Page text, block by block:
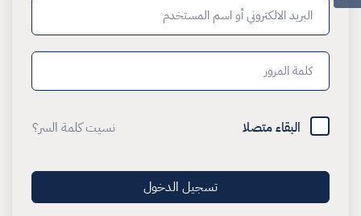
البقاء متصلا نسيت كلمة السر؟
تسجيل الدخول